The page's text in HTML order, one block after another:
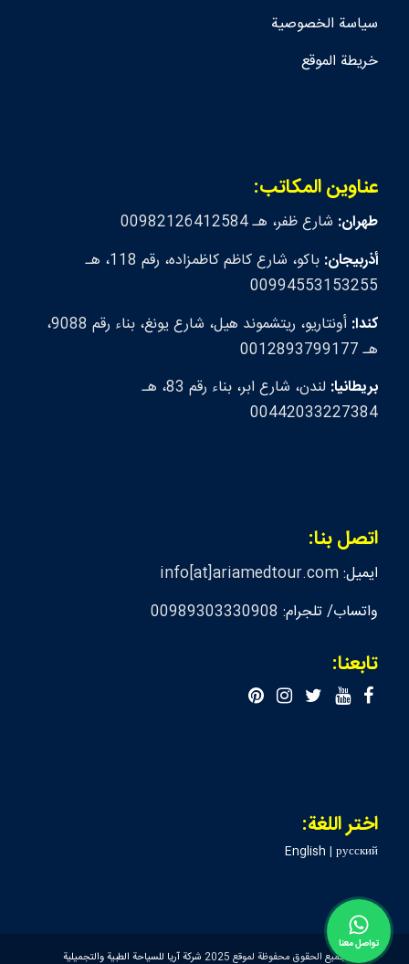
سياسة الخصوصية
خريطة الموقع
عناوين المكاتب:
طهران: شارع ظفر، هـ 00982126412584
أذربيجان:
باكو، شارع كاظم كاظمزاده، رقم 118، هـ
00994553153255
كندا:
أونتاريو، ريتشموند هيل، شارع يونغ، بناء رقم 9088،
هـ 0012893799177
بريطانيا:
لندن، شارع ابر، بناء رقم 83، هـ
00442033227384
اتصل بنا:
ايميل:info[at]ariamedtour.com
واتساب/ تلجرام: 00989303330908
تابعنا:
اختر اللغة:
English |русский
جميع الحقوق محفوظة لموقع 2025 شركة آريا للسياحة الطبية والتجميلية
تواصل معنا